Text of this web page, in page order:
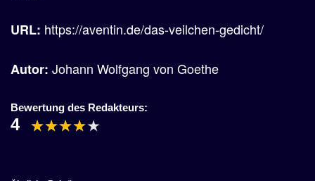
URL: https://aventin.de/das-veilchen-gedicht/
Autor: Johann Wolfgang von Goethe
Bewertung des Redakteurs:
4